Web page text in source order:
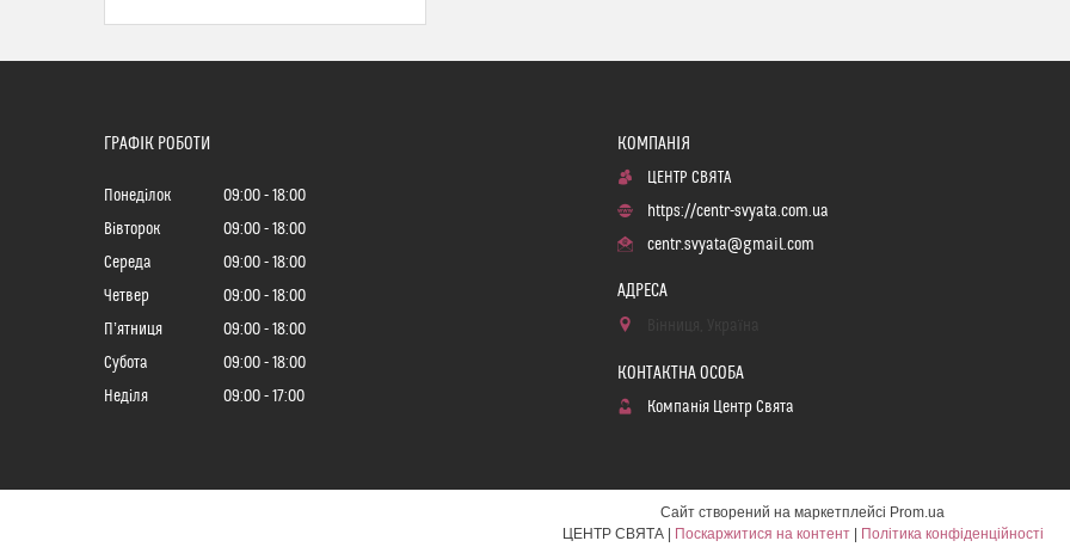
ГРАФІК РОБОТИ
Понеділок 09:00
18:00
Вівторок
09:00
18:00
Середа
09:00
18:00
Четвер
09:00
18:00
Пʼятниця
09:00
18:00
Субота
09:00
18:00
Неділя
09:00 17:00
ЦЕНТР СВЯТА
https://centr-svyata.com.ua
centr.svyata@gmail.com
Компанія Центр Свята
Сайт створений на маркетплейсі Prom.ua
ЦЕНТР СВЯТА | Поскаржитися на контент | Політика конфіденційності